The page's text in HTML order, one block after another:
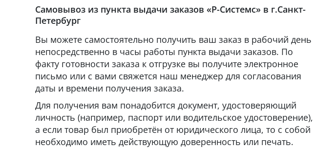
Самовывоз из пункта выдачи заказов «Р-Системс» в г.Санкт-
Петербург
Вы можете самостоятельно получить ваш заказ в рабочий день
непосредственно в часы работы пункта выдачи заказов. По
факту готовности заказа к отгрузке вы получите электронное
письмо или с вами свяжется наш менеджер для согласования
даты и времени получения заказа.
Для получения вам понадобится документ, удостоверяющий
личность (например, паспорт или водительское удостоверение),
а если товар был приобретён от юридического лица, то с собой
необходимо иметь действующую доверенность или печать.